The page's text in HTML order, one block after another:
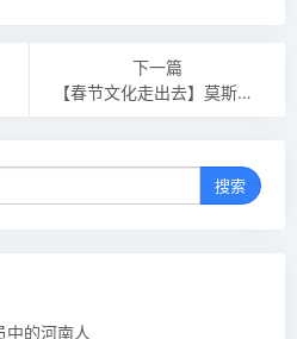
下一篇
【春节文化走出去】莫斯科郊外的晚上,喀秋莎遇上少林功夫
搜索
中的河南人